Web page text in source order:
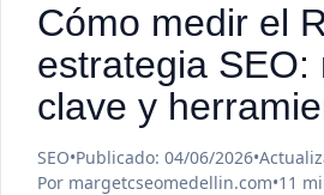
Cómo medir el
estrategia SEO:
clave y
SEO•Publicado: 04/06/2026•
Por margetcseomedellin.com•11